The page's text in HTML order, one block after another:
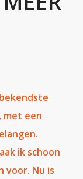
met een
ik schoon
voor. Nu is